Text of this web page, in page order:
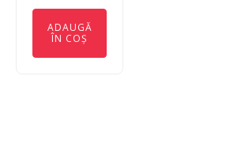
ADAUGĂ
ÎN COȘ